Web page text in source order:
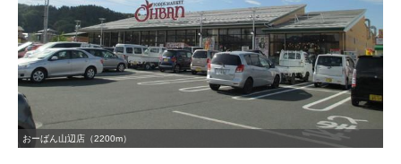
おーばん山辺店（2200m）